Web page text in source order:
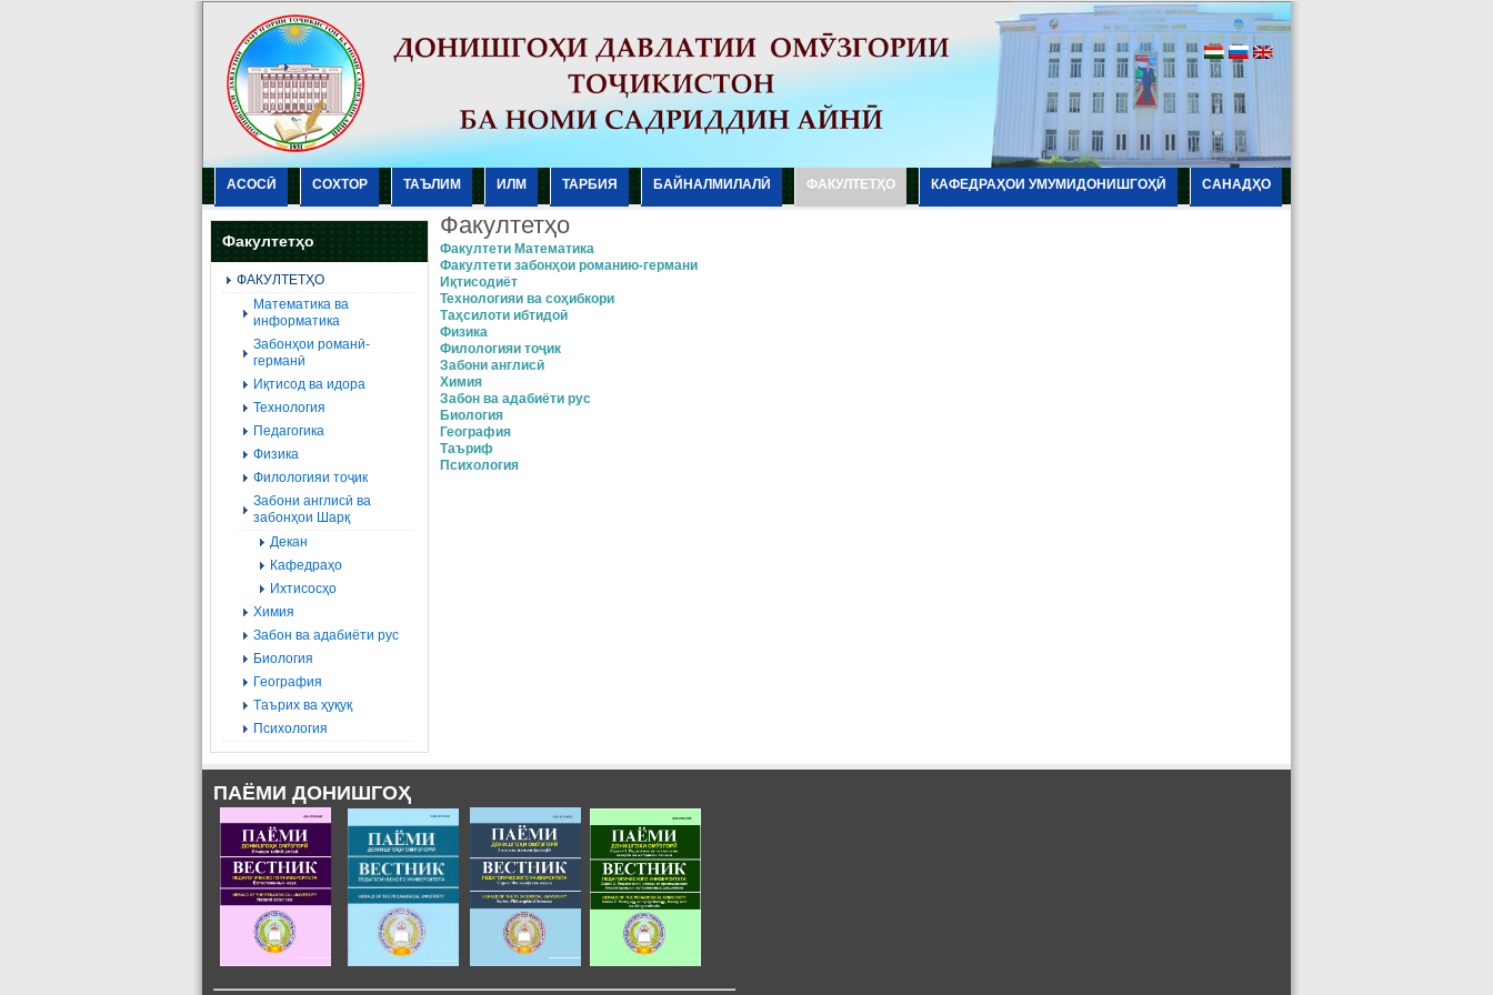
АСОСӢ СОХТОР ТАЪЛИМ ИЛМ ТАРБИЯ БАЙНАЛМИЛАЛӢ ФАКУЛТЕТҲО КАФЕДРАҲОИ УМУМИДОНИШГОҲӢ САНАДҲО
Факултетҳо
ФАКУЛТЕТҲО
Mатематика ва
информатика
Забонҳои романӣ-
германӣ
Иқтисод ва идора
Технология
Педагогика
Физика
Филологияи тоҷик
Забони англисӣ ва
забонҳои Шарқ
Декан
Кафедраҳо
Ихтисосҳо
Химия
Забон ва адабиёти рус
Биология
География
Tаърих ва ҳуқуқ
Психология
Факултетҳо
Факултети Математика
Факултети забонҳои романию-германи
Иқтисодиёт
Технологияи ва соҳибкори
Таҳсилоти ибтидоӣ
Физика
Филологияи тоҷик
Забони англисӣ
Химия
Забон ва адабиёти рус
Биология
География
Таъриф
Психология
ПАЁМИ ДОНИШГОҲ